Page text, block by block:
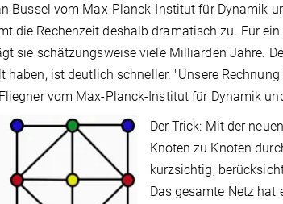
Bussel vom Max-Planck-Institut für Dynamik
die Rechenzeit deshalb dramatisch zu. Für
sie schätzungsweise viele Milliarden Jahre.
haben, ist deutlich schneller. "Unsere
vom Max-Planck-Institut für Dynamik
Der Trick: Mit der
Knoten zu Knoten
kurzsichtig,
Das gesamte Netz